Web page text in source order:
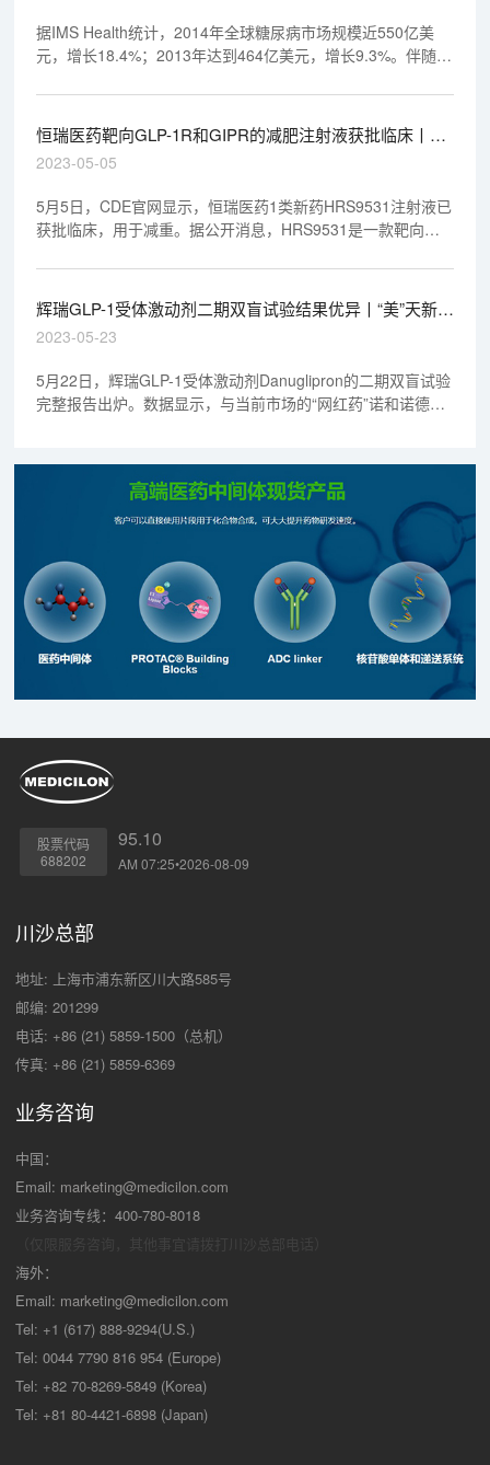
据IMS Health统计，2014年全球糖尿病市场规模近550亿美
元，增长18.4%；2013年达到464亿美元，增长9.3%。伴随专
潮。
恒瑞医药靶向GLP-1R和GIPR的减肥注射液获批临床丨
“美”天新药事
2023-05-05
5月5日，CDE官网显示，恒瑞医药1类新药HRS9531注射液已
获批临床，用于减重。据公开消息，HRS9531是一款靶向
辉瑞GLP-1受体激动剂二期双盲试验结果优异丨“美”天新药
事
2023-05-23
5月22日，辉瑞GLP-1受体激动剂Danuglipron的二期双盲试验
完整报告出炉。数据显示，与当前市场的“网红药”诺和诺德的
股票代码
688202
95.10
AM 07:25•2026-08-09
川沙总部
地址: 上海市浦东新区川大路585号
邮编: 201299
电话: +86 (21) 5859-1500（总机）
传真: +86 (21) 5859-6369
业务咨询
中国：
Email: marketing@medicilon.com
业务咨询专线：400-780-8018
海外：
Email: marketing@medicilon.com
Tel: +1 (617) 888-9294(U.S.)
Tel: 0044 7790 816 954 (Europe)
Tel: +82 70-8269-5849 (Korea)
Tel: +81 80-4421-6898 (Japan)